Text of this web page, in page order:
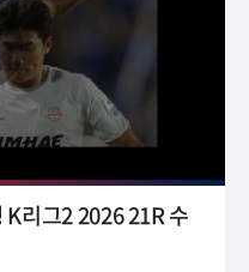
리그2 2026 21R 수